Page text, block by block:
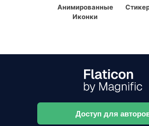
Анимированные
Иконки
Доступ для